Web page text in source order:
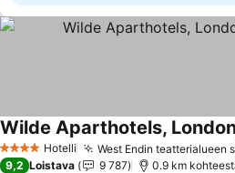
4 Tähtiluokitus
Hotelli West Endin teatterialueen
Wilde Aparthotels,
9,2 Loistava 9 787 0.9 km